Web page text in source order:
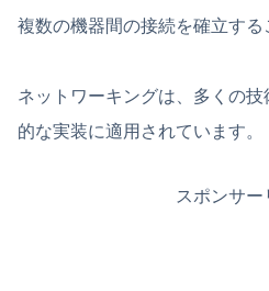
複数の機器間の接続を確立する
ネットワーキングは、多くの
的な実装に適用されています。
スポンサー